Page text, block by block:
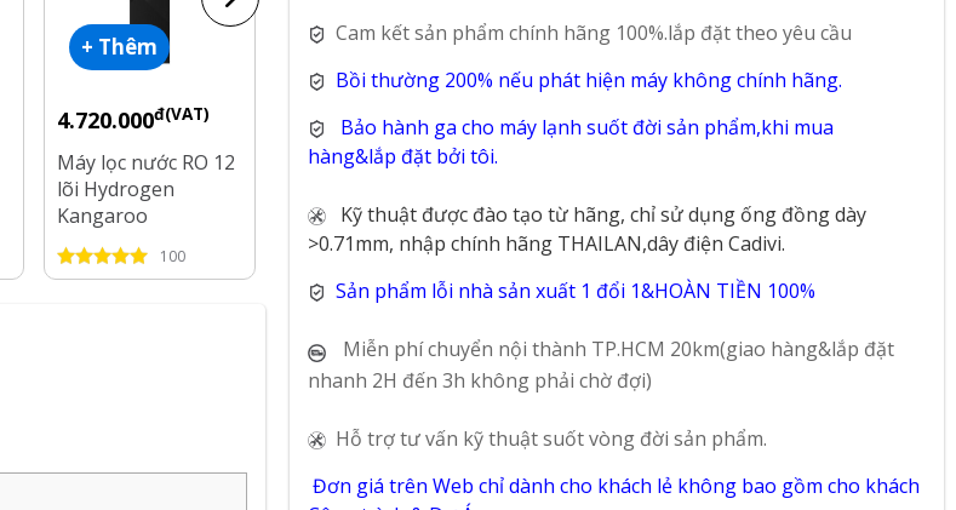
+ Thêm
4.720.000đ(VAT)
Máy lọc nước RO 12
lõi Hydrogen
Kangaroo
KG12S17H1
100
+ Thêm
4.490.000
Máy lọc nước RO 10
Kangaroo
KG10S15H1
41
+ Thêm
Liên hệ
Kangaroo KG400US
47
+ Thêm
Liên hệ
KG10A88
Cam kết sản phẩm chính hãng 100%.lắp đặt theo yêu cầu
Bồi thường 200% nếu phát hiện máy không chính hãng.
Bảo hành ga cho máy lạnh suốt đời sản phẩm,khi mua
hàng&lắp đặt bởi tôi.
Kỹ thuật được đào tạo từ hãng, chỉ sử dụng ống đồng dày
>0.71mm, nhập chính hãng THAILAN,dây điện Cadivi.
Sản phẩm lỗi nhà sản xuất 1 đổi 1&HOÀN TIỀN 100%
Miễn phí chuyển nội thành TP.HCM 20km(giao hàng&lắp đặt
nhanh 2H đến 3h không phải chờ đợi)
Hỗ trợ tư vấn kỹ thuật suốt vòng đời sản phẩm.
Đơn giá trên Web chỉ dành cho khách lẻ không bao gồm cho khách